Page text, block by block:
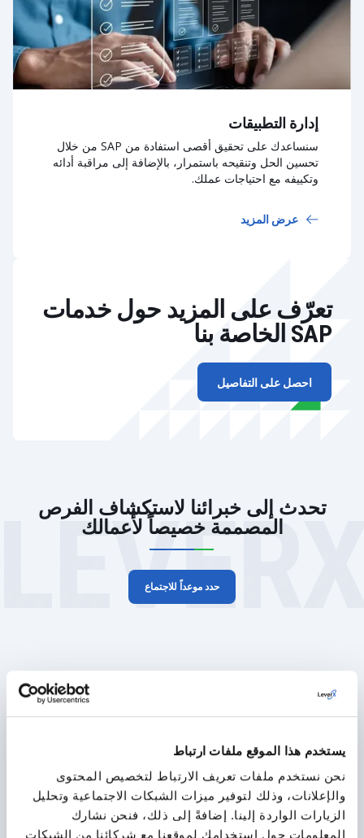
يستخدم هذا الموقع ملفات ارتباط
نحن نستخدم ملفات تعريف الارتباط لتخصيص المحتوى
والإعلانات، وذلك لتوفير ميزات الشبكات الاجتماعية وتحليل
الزيارات الواردة إلينا. إضافةً إلى ذلك، فنحن نشارك
المعلومات حول استخدامك لموقعنا مع شركائنا من الشبكات
إدارة التطبيقات
سنساعدك على تحقيق أقصى استفادة من SAP من خلال
تحسين الحل وتنقيحه باستمرار، بالإضافة إلى مراقبة أدائه
وتكييفه مع احتياجات عملك.
عرض المزيد
تعرّف على المزيد حول خدمات
SAP الخاصة بنا
احصل على التفاصيل
تحدث إلى خبرائنا لاستكشاف الفرص
المصممة خصيصاً لأعمالك
حدد موعداً للاجتماع
القطاعات التي نخدمها
من خلال خبرتنا العميقة في SAP ومعرفتنا المتنوعة في مختلف
لشركتك.
صناعة السيارات